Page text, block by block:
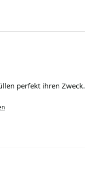
perfekt ihren Zweck.